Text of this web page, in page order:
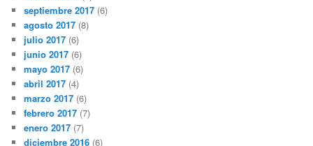
septiembre 2017 (6)
agosto 2017 (8)
julio 2017 (6)
junio 2017 (6)
mayo 2017 (6)
abril 2017 (4)
marzo 2017 (6)
febrero 2017 (7)
enero 2017 (7)
diciembre 2016 (6)